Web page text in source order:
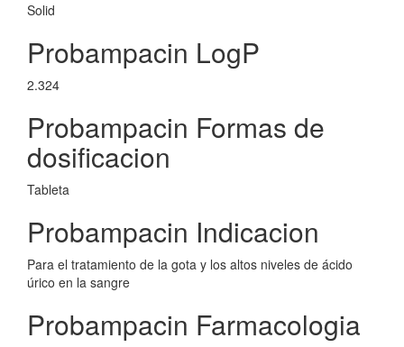
Solid
Probampacin LogP
2.324
Probampacin Formas de
dosificacion
Tableta
Probampacin Indicacion
Para el tratamiento de la gota y los altos niveles de ácido
úrico en la sangre
Probampacin Farmacologia